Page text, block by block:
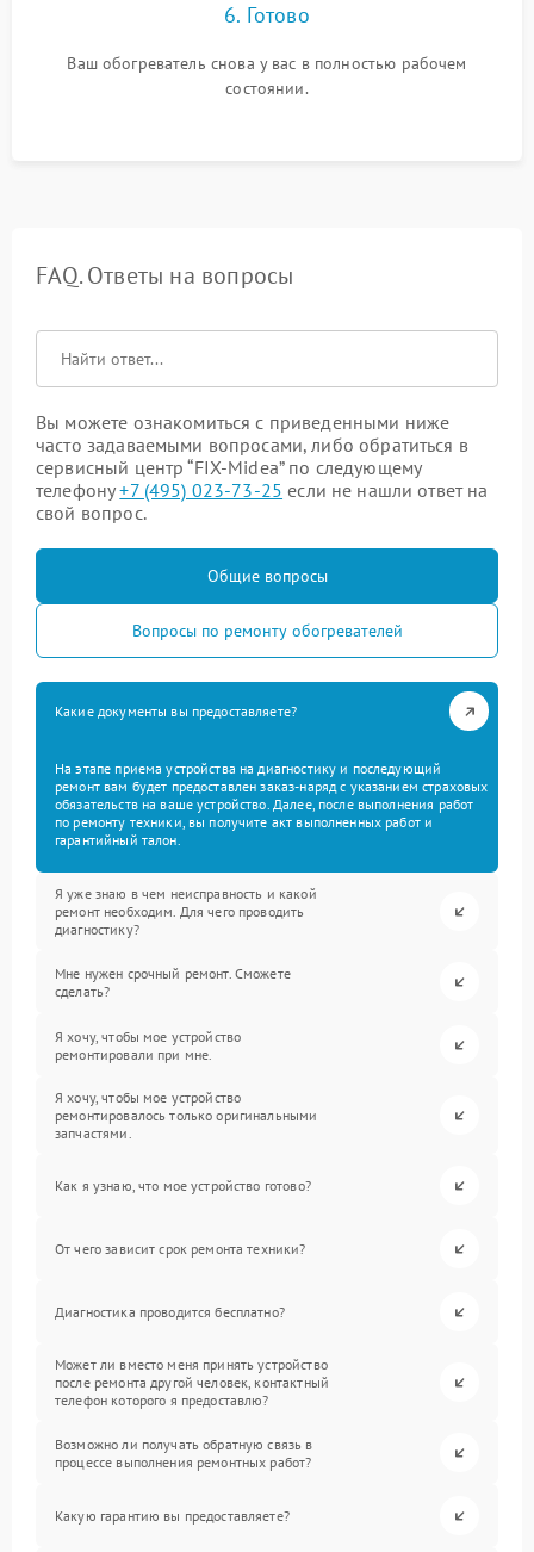
6. Готово
Ваш обогреватель снова у вас в полностью рабочем
состоянии.
FAQ. Ответы на вопросы
Вы можете ознакомиться с приведенными ниже
часто задаваемыми вопросами, либо обратиться в
сервисный центр “FIX-Midea” по следующему
телефону+7 (495) 023-73-25 если не нашли ответ на
свой вопрос.
Общие вопросы
Вопросы по ремонту обогревателей
Какие документы вы предоставляете?
На этапе приема устройства на диагностику и последующий
ремонт вам будет предоставлен заказ-наряд с указанием страховых
обязательств на ваше устройство. Далее, после выполнения работ
по ремонту техники, вы получите акт выполненных работ и
гарантийный талон.
Я уже знаю в чем неисправность и какой
ремонт необходим. Для чего проводить
диагностику?
Мне нужен срочный ремонт. Сможете
сделать?
Я хочу, чтобы мое устройство
ремонтировали при мне.
Я хочу, чтобы мое устройство
ремонтировалось только оригинальными
запчастями.
Как я узнаю, что мое устройство готово?
От чего зависит срок ремонта техники?
Диагностика проводится бесплатно?
Может ли вместо меня принять устройство
после ремонта другой человек, контактный
телефон которого я предоставлю?
Возможно ли получать обратную связь в
процессе выполнения ремонтных работ?
Какую гарантию вы предоставляете?